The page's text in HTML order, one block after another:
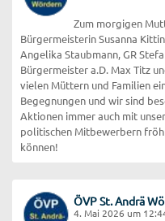
Zum morgigen
Bürgermeisterin Susanna
Angelika Staubmann, GR
Bürgermeister a.D. Max Titz
vielen Müttern und Familien
Begegnungen und wir sind
Aktionen immer auch mit
politischen Mitbewerbern
können!
ÖVP St. Andrä
4. Mai 2026 um